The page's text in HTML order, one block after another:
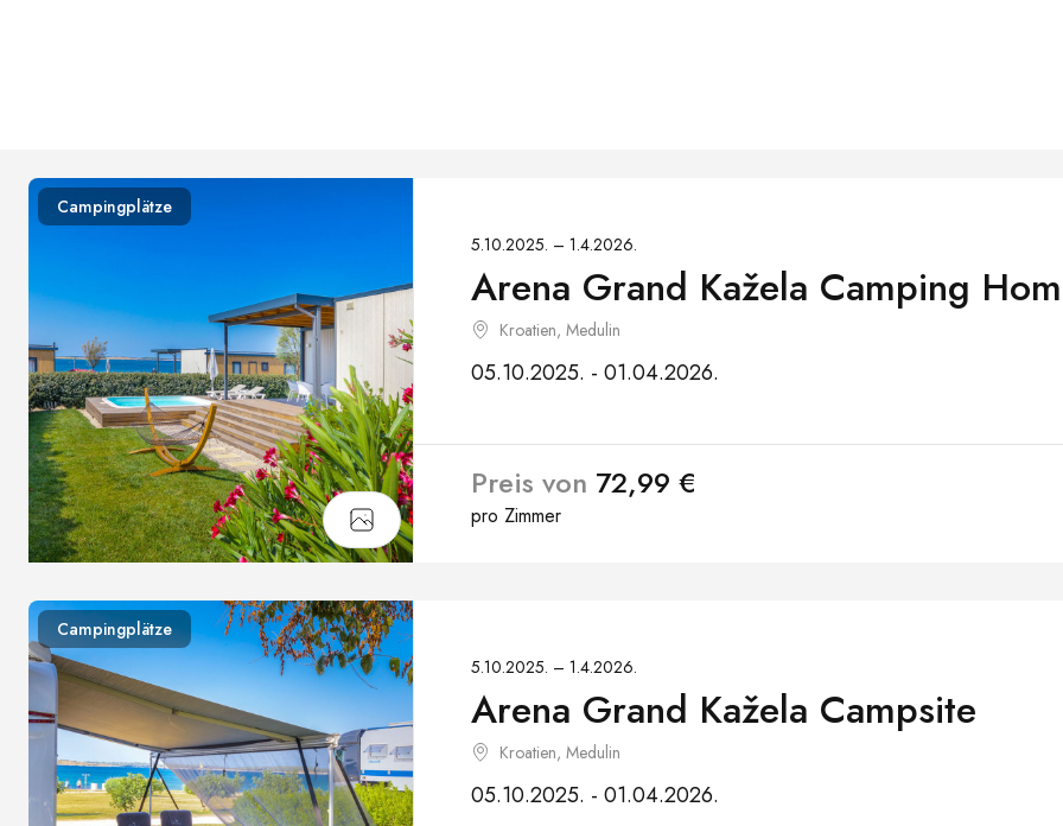
Campingplätze
5.10.2025. – 1.4.2026.
Arena Grand Kažela Camping
Kroatien, Medulin
05.10.2025. - 01.04.2026.
Preis von 72,99 €
pro Zimmer
Campingplätze
5.10.2025. – 1.4.2026.
Arena Grand Kažela Campsite
Kroatien, Medulin
05.10.2025. - 01.04.2026.